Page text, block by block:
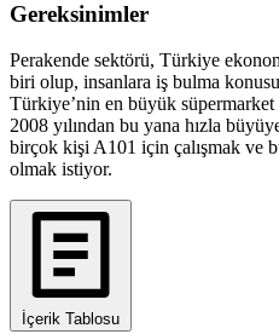
Gereksinimler
Perakende sektörü, Türkiye
biri olup, insanlara iş bulma
Türkiye’nin en büyük
2008 yılından bu yana hızla
birçok kişi A101 için çalışmak ve
olmak istiyor.
İçerik Tablosu